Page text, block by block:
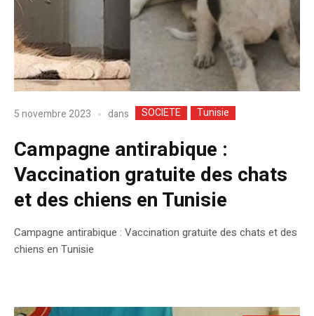
5 novembre 2023 dans SOCIETE Tunisie
Campagne antirabique :
Vaccination gratuite des chats
et des chiens en Tunisie
Campagne antirabique : Vaccination gratuite des chats et des
chiens en Tunisie